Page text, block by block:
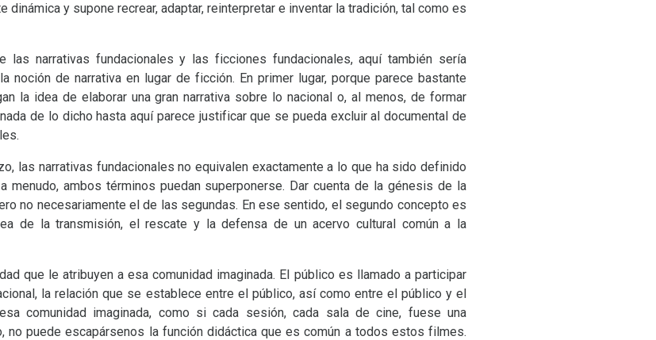
y supone recrear, adaptar, reinterpretar e inventar la tradición, tal como es
narrativas fundacionales y las ficciones fundacionales, aquí también sería
noción de narrativa en lugar de ficción. En primer lugar, porque parece bastante
la idea de elaborar una gran narrativa sobre lo nacional o, al menos, de formar
de lo dicho hasta aquí parece justificar que se pueda excluir al documental de
las narrativas fundacionales no equivalen exactamente a lo que ha sido definido
menudo, ambos términos puedan superponerse. Dar cuenta de la génesis de la
no necesariamente el de las segundas. En ese sentido, el segundo concepto es
de la transmisión, el rescate y la defensa de un acervo cultural común a la
que le atribuyen a esa comunidad imaginada. El público es llamado a participar
la relación que se establece entre el público, así como entre el público y el
comunidad imaginada, como si cada sesión, cada sala de cine, fuese una
no puede escapársenos la función didáctica que es común a todos estos filmes.